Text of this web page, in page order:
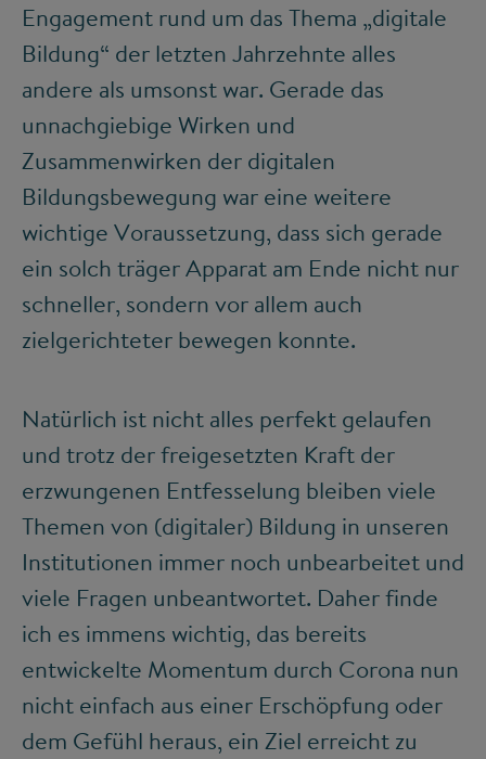
Engagement rund um das Thema „digitale
Bildung“ der letzten Jahrzehnte alles
andere als umsonst war. Gerade das
unnachgiebige Wirken und
Zusammenwirken der digitalen
Bildungsbewegung war eine weitere
wichtige Voraussetzung, dass sich gerade
ein solch träger Apparat am Ende nicht nur
schneller, sondern vor allem auch
zielgerichteter bewegen konnte.
Natürlich ist nicht alles perfekt gelaufen
und trotz der freigesetzten Kraft der
erzwungenen Entfesselung bleiben viele
Themen von (digitaler) Bildung in unseren
Institutionen immer noch unbearbeitet und
viele Fragen unbeantwortet. Daher finde
ich es immens wichtig, das bereits
entwickelte Momentum durch Corona nun
nicht einfach aus einer Erschöpfung oder
dem Gefühl heraus, ein Ziel erreicht zu